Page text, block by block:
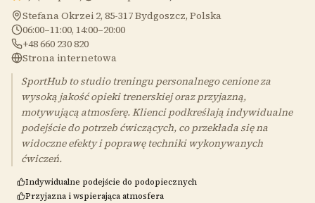
Stefana Okrzei 2, 85-317 Bydgoszcz, Polska
06:00–11:00, 14:00–20:00
+48 660 230 820
Strona internetowa
SportHub to studio treningu personalnego cenione za
wysoką jakość opieki trenerskiej oraz przyjazną,
motywującą atmosferę. Klienci podkreślają indywidualne
podejście do potrzeb ćwiczących, co przekłada się na
widoczne efekty i poprawę techniki wykonywanych
ćwiczeń.
Indywidualne podejście do podopiecznych
Przyjazna i wspierająca atmosfera